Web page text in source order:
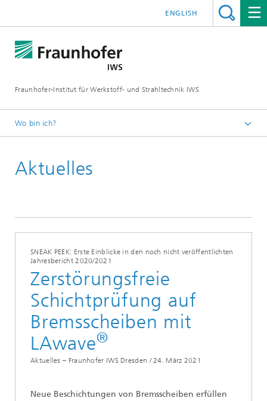
Fraunhofer-Institut für Werkstoff- und Strahltechnik IWS
ENGLISH
Wo bin ich?
News und Medien
Aktuelles
SNEAK PEEK: Erste Einblicke in den noch nicht veröffentlichten
Jahresbericht 2020/2021
Zerstörungsfreie
Schichtprüfung auf
Bremsscheiben mit
LAwave®
Aktuelles – Fraunhofer IWS Dresden / 24. März 2021
Neue Beschichtungen von Bremsscheiben erfüllen